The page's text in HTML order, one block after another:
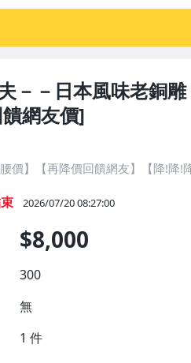
－－日本風味老銅
網友價]
腰價】【再降價回饋網友】【降!降!
2026/07/20 08:27:00
$8,000
300
無
1 件